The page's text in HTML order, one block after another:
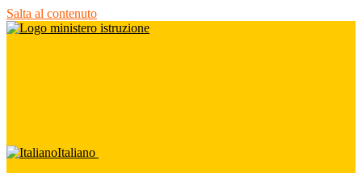
Salta al contenuto
Italiano